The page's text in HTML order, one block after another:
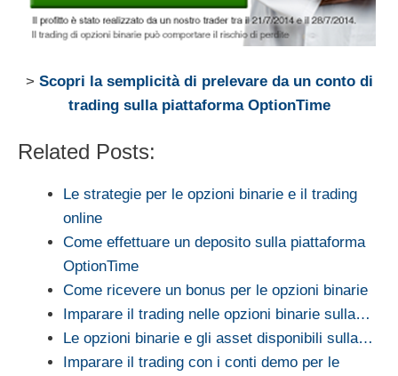
> Scopri la semplicità di prelevare da un conto di
trading sulla piattaforma OptionTime
Related Posts:
Le strategie per le opzioni binarie e il trading
online
Come effettuare un deposito sulla piattaforma
OptionTime
Come ricevere un bonus per le opzioni binarie
Imparare il trading nelle opzioni binarie sulla…
Le opzioni binarie e gli asset disponibili sulla…
Imparare il trading con i conti demo per le